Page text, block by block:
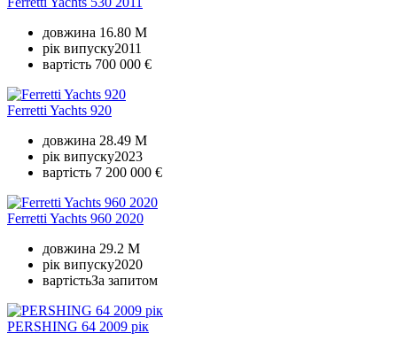
довжина 16.80 M
рік випуску2011
вартість 700 000 €
Ferretti Yachts 920
довжина 28.49 M
рік випуску2023
вартість 7 200 000 €
Ferretti Yachts 960 2020
довжина 29.2 M
рік випуску2020
вартістьЗа запитом
PERSHING 64 2009 рік